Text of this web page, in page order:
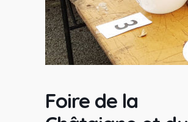
Foire de la